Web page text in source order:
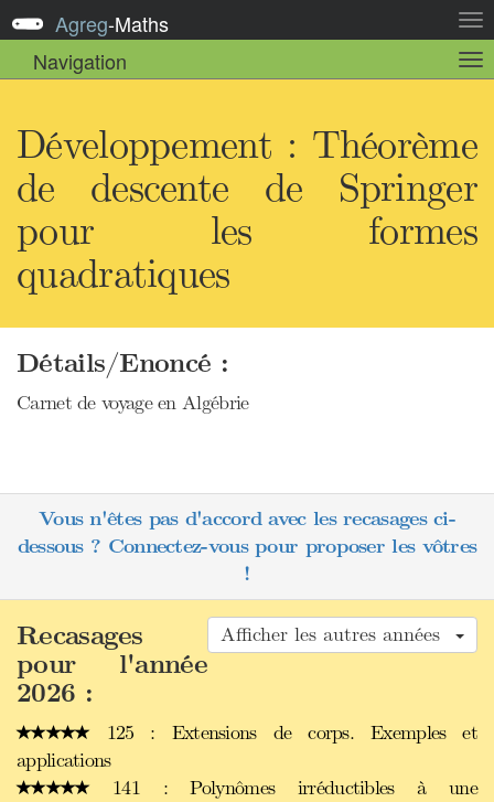
la
Agreg-Maths
Navigation
la
Développement : Théorème
de descente de Springer
pour les formes
quadratiques
Détails/Enoncé :
Carnet de voyage en Algébrie
Vous n'êtes pas d'accord avec les recasages ci-
dessous ? Connectez-vous pour proposer les vôtres
!
Afficher les autres années
Recasages
pour l'année
2026 :
125 : Extensions de corps. Exemples et
applications
141 : Polynômes irréductibles à une